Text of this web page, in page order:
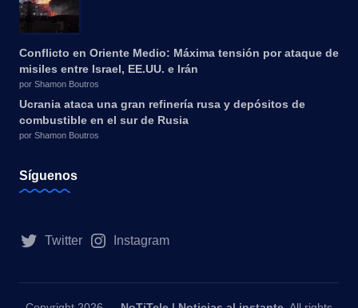
Conflicto en Oriente Medio: Máxima tensión por ataque de
misiles entre Israel, EE.UU. e Irán
por Shamon Boutros
Ucrania ataca una gran refinería rusa y depósitos de
combustible en el sur de Rusia
por Shamon Boutros
Síguenos
Twitter Instagram